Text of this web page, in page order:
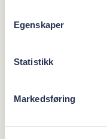
Egenskaper
Statistikk
Markedsføring
Dagene byr på